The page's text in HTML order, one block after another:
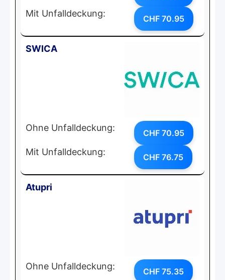
Mit Unfalldeckung: CHF 70.95
SWICA
Ohne Unfalldeckung: CHF 70.95
Mit Unfalldeckung: CHF 76.75
Atupri
Ohne Unfalldeckung: CHF 75.35